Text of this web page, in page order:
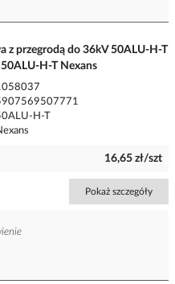
z przegrodą do 36kV 50ALU-H-T
H-T Nexans
H-T
16,65 zł/szt
Pokaż szczegóły